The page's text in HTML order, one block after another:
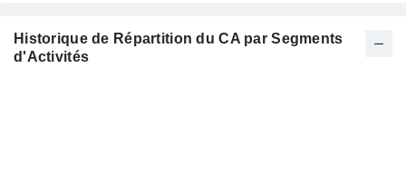
Historique de Répartition du CA par Segments
d'Activités